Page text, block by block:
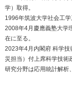
学）取得。
1996年筑波大学社会工
2008年4月慶應義塾大学
在に至る。
2023年4月内閣府 科学
災担当）付上席科学技術
研究分野は応用統計解析